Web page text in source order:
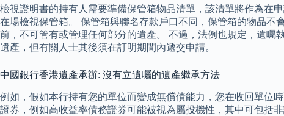
檢視證明書的持有人需要準備保管箱物品清單，該清單將作為在
在場檢視保管箱。 保管箱與聯名存款戶口不同，保管箱的物品
前，不可管有或管理任何部分的遺產。 不過，法例也規定，遺
遺產，但有關人士其後須在訂明期間內遞交申請。
中國銀行香港遺產承辦: 沒有立遺囑的遺產繼承方法
例如，假如本行持有您的單位而變成無償債能力，您在收回單位
證券，例如高收益率債務證券可能被視為屬投機性，其中可包括